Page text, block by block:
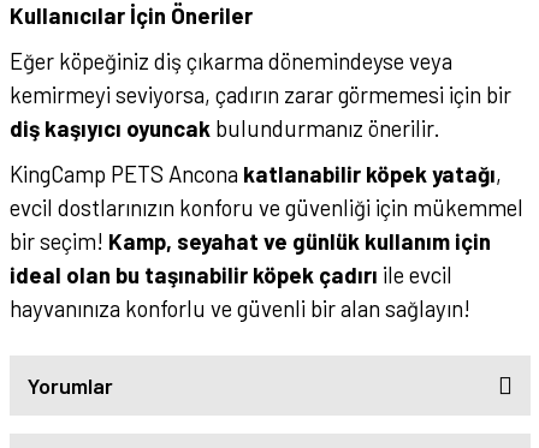
Kullanıcılar İçin Öneriler
Eğer köpeğiniz diş çıkarma dönemindeyse veya
kemirmeyi seviyorsa, çadırın zarar görmemesi için bir
diş kaşıyıcı oyuncak bulundurmanız önerilir.
KingCamp PETS Ancona katlanabilir köpek yatağı,
evcil dostlarınızın konforu ve güvenliği için mükemmel
bir seçim! Kamp, seyahat ve günlük kullanım için
ideal olan bu taşınabilir köpek çadırı ile evcil
hayvanınıza konforlu ve güvenli bir alan sağlayın!
Yorumlar